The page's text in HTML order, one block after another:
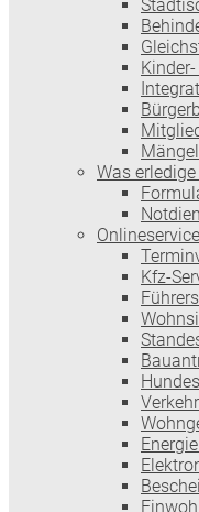
Was
Onlineservice
Kfz-
Verkehr